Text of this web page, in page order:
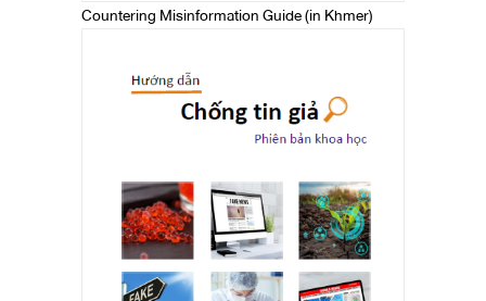
Countering Misinformation Guide (in Khmer)